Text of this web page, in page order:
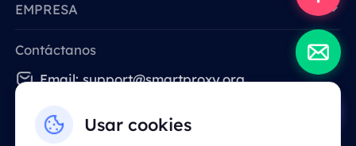
Usar cookies
EMPRESA
Contáctanos
Email: support@smartproxy.org